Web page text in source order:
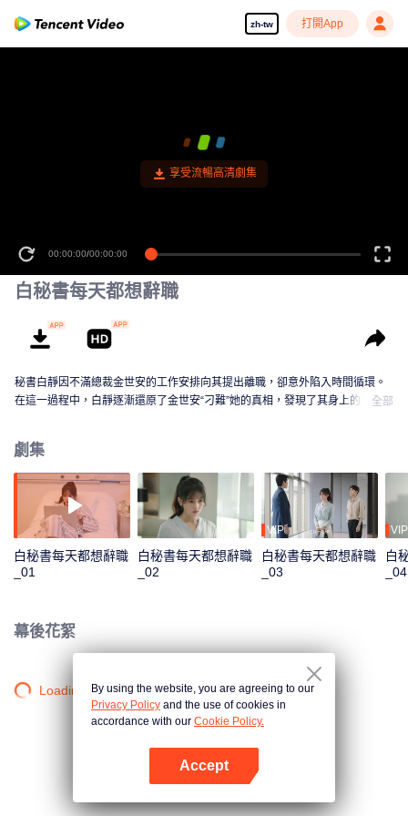
zh-tw 打開App
享受流暢高清劇集
00:00:00/00:00:00
白秘書每天都想辭職
秘書白靜因不滿總裁金世安的工作安排向其提出離職，卻意外陷入時間循環。
在這一過程中，白靜逐漸還原了金世安“刁難”她的真相，發現了其身上的閃光全部
劇集
白秘書每天都想辭職
_01
白秘書每天都想辭職
_02
VIP
白秘書每天都想辭職
_03
VIP
白
_04
幕後花絮
Loading…By using the website, you are agreeing to our
Privacy Policy and the use of cookies in
accordance with our Cookie Policy.
Accept